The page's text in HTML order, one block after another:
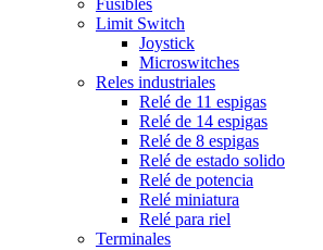
Fusibles
Limit Switch
Joystick
Microswitches
Reles industriales
Relé de 11 espigas
Relé de 14 espigas
Relé de 8 espigas
Relé de estado solido
Relé de potencia
Relé miniatura
Relé para riel
Terminales